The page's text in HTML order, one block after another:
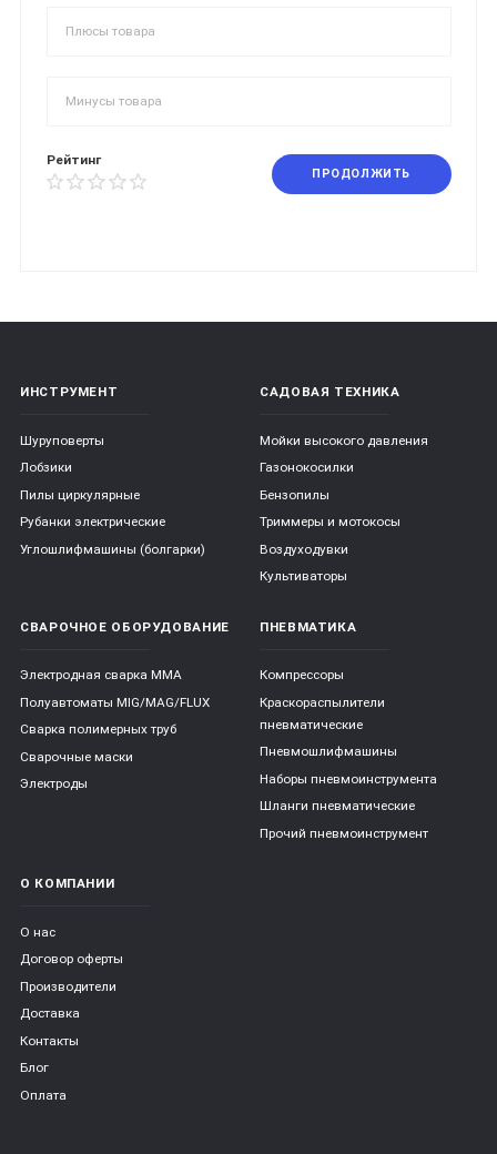
Рейтинг
ПРОДОЛЖИТЬ
ИНСТРУМЕНТ
Шуруповерты
Лобзики
Пилы циркулярные
Рубанки электрические
Углошлифмашины (болгарки)
САДОВАЯ ТЕХНИКА
Мойки высокого давления
Газонокосилки
Бензопилы
Триммеры и мотокосы
Воздуходувки
Культиваторы
СВАРОЧНОЕ ОБОРУДОВАНИЕ
Электродная сварка ММА
Полуавтоматы MIG/MAG/FLUX
Сварка полимерных труб
Сварочные маски
Электроды
ПНЕВМАТИКА
Компрессоры
Краскораспылители
пневматические
Пневмошлифмашины
Наборы пневмоинструмента
Шланги пневматические
Прочий пневмоинструмент
О КОМПАНИИ
О нас
Договор оферты
Производители
Доставка
Контакты
Блог
Оплата